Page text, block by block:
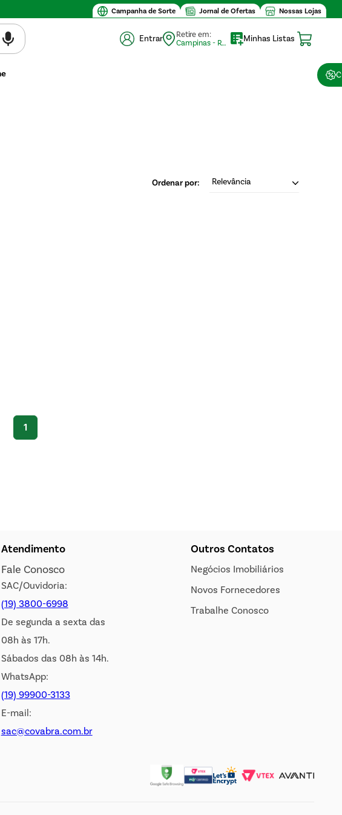
Campanha de Sorte Jornal de Ofertas Nossas Lojas
Entrar
Retire em:
Campinas - Retirada (10)
Minhas Listas
Relevância
1
Atendimento
Fale Conosco
SAC/Ouvidoria:
(19) 3800-6998
De segunda a sexta das
08h às 17h.
Sábados das 08h às 14h.
WhatsApp:
(19) 99900-3133
E-mail:
sac@covabra.com.br
Outros Contatos
Negócios Imobiliários
Novos Fornecedores
Trabalhe Conosco